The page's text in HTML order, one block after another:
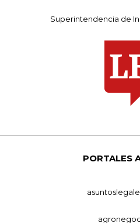
Superintendencia de
PORTALES